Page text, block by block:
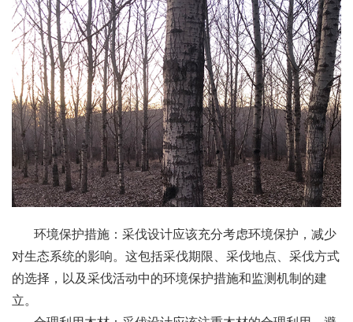
环境保护措施：采伐设计应该充分考虑环境保护，减少
对生态系统的影响。这包括采伐期限、采伐地点、采伐方式
的选择，以及采伐活动中的环境保护措施和监测机制的建
立。